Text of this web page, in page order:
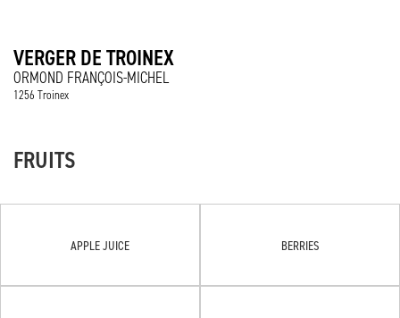
VERGER DE TROINEX
ORMOND FRANÇOIS-MICHEL
1256 Troinex
FRUITS
APPLE JUICE BERRIES